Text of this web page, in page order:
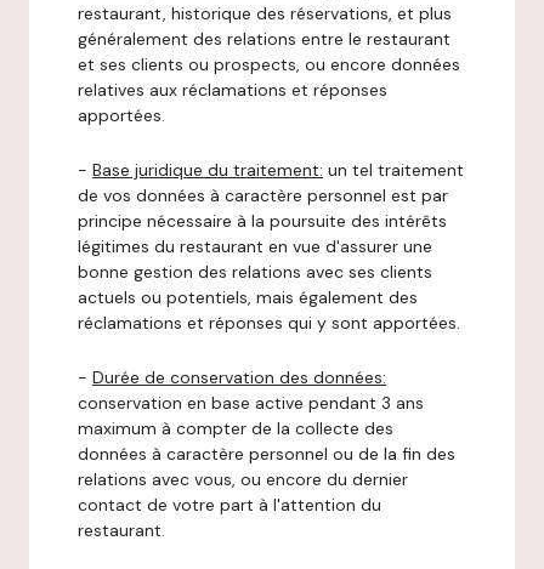
restaurant, historique des réservations, et plus
généralement des relations entre le restaurant
et ses clients ou prospects, ou encore données
relatives aux réclamations et réponses
apportées.
- Base juridique du traitement: un tel traitement
de vos données à caractère personnel est par
principe nécessaire à la poursuite des intérêts
légitimes du restaurant en vue d'assurer une
bonne gestion des relations avec ses clients
actuels ou potentiels, mais également des
réclamations et réponses qui y sont apportées.
- Durée de conservation des données:
conservation en base active pendant 3 ans
maximum à compter de la collecte des
données à caractère personnel ou de la fin des
relations avec vous, ou encore du dernier
contact de votre part à l'attention du
restaurant.